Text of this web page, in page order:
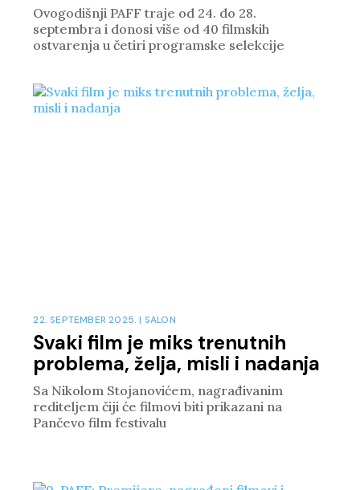
Ovogodišnji PAFF traje od 24. do 28.
septembra i donosi više od 40 filmskih
ostvarenja u četiri programske selekcije
Svaki film je miks trenutnih
problema, želja, misli i nadanja
22. SEPTEMBER 2025. | SALON
Sa Nikolom Stojanovićem, nagrađivanim
rediteljem čiji će filmovi biti prikazani na
Pančevo film festivalu